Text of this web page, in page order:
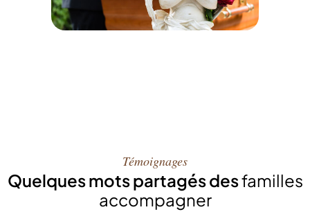
Témoignages
Quelques mots partagés desfamilles
accompagner